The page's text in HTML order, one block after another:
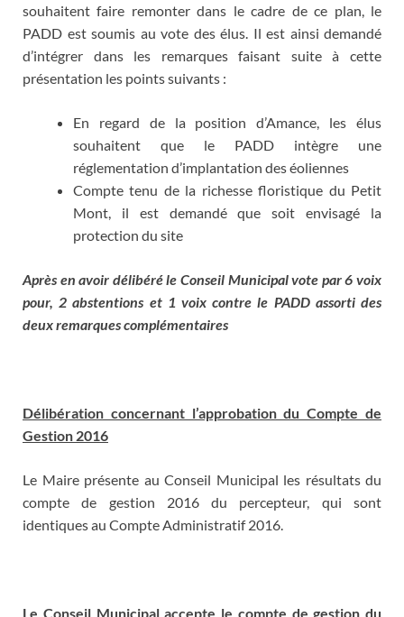
souhaitent faire remonter dans le cadre de ce plan, le
PADD est soumis au vote des élus. Il est ainsi demandé
d’intégrer dans les remarques faisant suite à cette
présentation les points suivants :
En regard de la position d’Amance, les élus
souhaitent que le PADD intègre une
réglementation d’implantation des éoliennes
Compte tenu de la richesse floristique du Petit
Mont, il est demandé que soit envisagé la
protection du site
Après en avoir délibéré le Conseil Municipal vote par 6 voix
pour, 2 abstentions et 1 voix contre le PADD assorti des
deux remarques complémentaires
Délibération concernant l’approbation du Compte de
Gestion 2016
Le Maire présente au Conseil Municipal les résultats du
compte de gestion 2016 du percepteur, qui sont
identiques au Compte Administratif 2016.
Le Conseil Municipalaccepte le compte de gestion du